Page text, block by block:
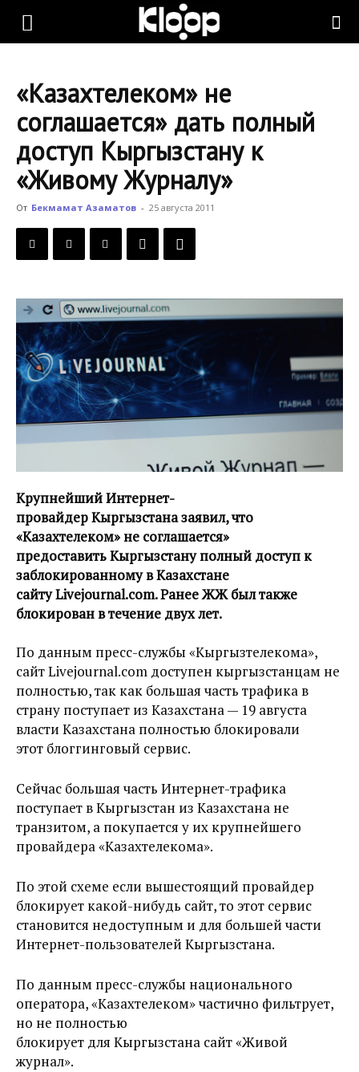
KLOOP.KG
Новости
Кыргызстана
«Казахтелеком» не
соглашается» дать полный
доступ Кыргызстану к
«Живому Журналу»
От Бекмамат Азаматов - 25 августа 2011
Крупнейший Интернет-
провайдер Кыргызстана заявил, что
«Казахтелеком» не соглашается»
предоставить Кыргызстану полный доступ к
заблокированному в Казахстане
сайту Livejournal.com. Ранее ЖЖ был также
блокирован в течение двух лет.
По данным пресс-службы «Кыргызтелекома»,
сайт Livejournal.com доступен кыргызстанцам не
полностью, так как большая часть трафика в
страну поступает из Казахстана — 19 августа
власти Казахстана полностью блокировали
этот блоггинговый сервис.
Сейчас большая часть Интернет-трафика
поступает в Кыргызстан из Казахстана не
транзитом, а покупается у их крупнейшего
провайдера «Казахтелекома».
По этой схеме если вышестоящий провайдер
блокирует какой-нибудь сайт, то этот сервис
становится недоступным и для большей части
Интернет-пользователей Кыргызстана.
По данным пресс-службы национального
оператора, «Казахтелеком» частично фильтрует,
но не полностью
блокирует для Кыргызстана сайт «Живой
журнал».